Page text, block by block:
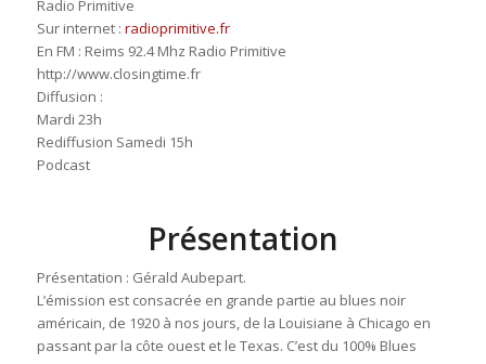
Radio Primitive
Sur internet : radioprimitive.fr
En FM : Reims 92.4 Mhz Radio Primitive
http://www.closingtime.fr
Diffusion :
Mardi 23h
Rediffusion Samedi 15h
Podcast
Présentation
Présentation : Gérald Aubepart.
L’émission est consacrée en grande partie au blues noir
américain, de 1920 à nos jours, de la Louisiane à Chicago en
passant par la côte ouest et le Texas. C’est du 100% Blues